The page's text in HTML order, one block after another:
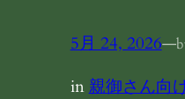
5月 24, 2026—
in親御さん向